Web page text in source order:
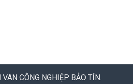
VAN CÔNG NGHIỆP BẢO TÍN.